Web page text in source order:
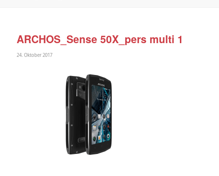
ARCHOS_Sense 50X_pers multi 1
24. Oktober 2017